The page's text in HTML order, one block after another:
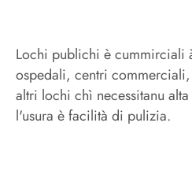
Lochi publichi è cummirciali
ospedali, centri
altri lochi chì necessitanu
l'usura è facilità di pulizia.